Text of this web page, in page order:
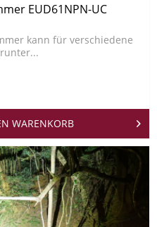
EUD61NPN-UC
kann für verschiedene
WARENKORB